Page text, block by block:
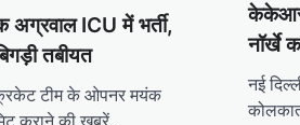
अग्रवाल ICU में भर्ती,
तबीयत
टीम के ओपनर मयंक
केकेआर
नॉर्खे
नई